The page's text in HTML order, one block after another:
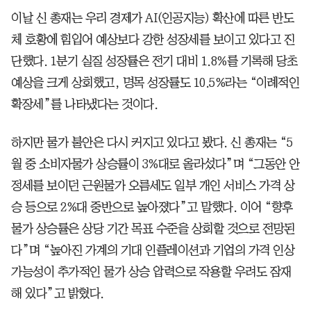
이날 신 총재는 우리 경제가 AI(인공지능) 확산에 따른 반도
체 호황에 힘입어 예상보다 강한 성장세를 보이고 있다고 진
단했다. 1분기 실질 성장률은 전기 대비 1.8%를 기록해 당초
예상을 크게 상회했고, 명목 성장률도 10.5%라는 “이례적인
확장세”를 나타냈다는 것이다.
하지만 물가 불안은 다시 커지고 있다고 봤다. 신 총재는 “5
월 중 소비자물가 상승률이 3%대로 올라섰다”며 “그동안 안
정세를 보이던 근원물가 오름세도 일부 개인 서비스 가격 상
승 등으로 2%대 중반으로 높아졌다”고 말했다. 이어 “향후
물가 상승률은 상당 기간 목표 수준을 상회할 것으로 전망된
다”며 “높아진 가계의 기대 인플레이션과 기업의 가격 인상
가능성이 추가적인 물가 상승 압력으로 작용할 우려도 잠재
해 있다”고 밝혔다.